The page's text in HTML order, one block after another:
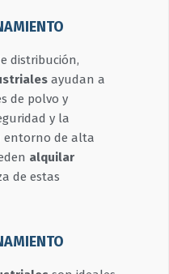
distribución,
ayudan a
de polvo y
y la
entorno de alta
alquilar
de estas